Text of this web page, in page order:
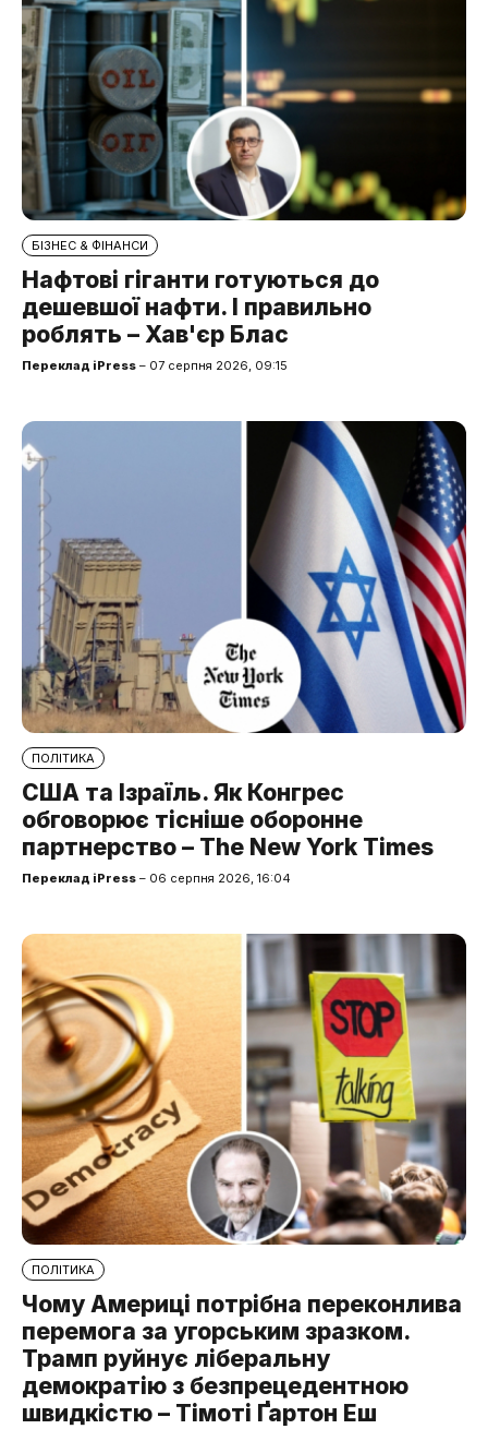
БІЗНЕС & ФІНАНСИ
Нафтові гіганти готуються до
дешевшої нафти. І правильно
роблять – Хав'єр Блас
Переклад iPress – 07 серпня 2026, 09:15
ПОЛІТИКА
США та Ізраїль. Як Конгрес
обговорює тісніше оборонне
партнерство – The New York Times
Переклад iPress – 06 серпня 2026, 16:04
ПОЛІТИКА
Чому Америці потрібна переконлива
перемога за угорським зразком.
Трамп руйнує ліберальну
демократію з безпрецедентною
швидкістю – Тімоті Ґартон Еш